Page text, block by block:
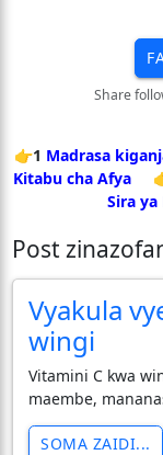
Share
👉1 Madrasa
Kitabu cha Afya
Sira
Post
Vyakula
wingi
Vitamini C kwa
maembe,
SOMA ZAIDI...